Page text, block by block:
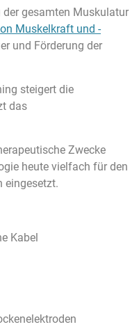
gesamten Muskulatur
Muskelkraft und -
und Förderung der
steigert die
das
Zwecke
heute vielfach für den
eingesetzt.
Kabel